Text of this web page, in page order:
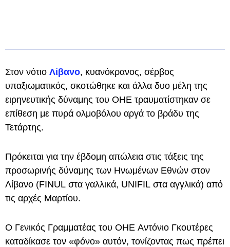
Στον νότιο Λίβανο, κυανόκρανος, σέρβος
υπαξιωματικός, σκοτώθηκε και άλλα δυο μέλη της
ειρηνευτικής δύναμης του ΟΗΕ τραυματίστηκαν σε
επίθεση με πυρά ολμοβόλου αργά το βράδυ της
Τετάρτης.
Πρόκειται για την έβδομη απώλεια στις τάξεις της
προσωρινής δύναμης των Ηνωμένων Εθνών στον
Λίβανο (FINUL στα γαλλικά, UNIFIL στα αγγλικά) από
τις αρχές Μαρτίου.
Ο Γενικός Γραμματέας του ΟΗΕ Αντόνιο Γκουτέρες
καταδίκασε τον «φόνο» αυτόν, τονίζοντας πως πρέπει